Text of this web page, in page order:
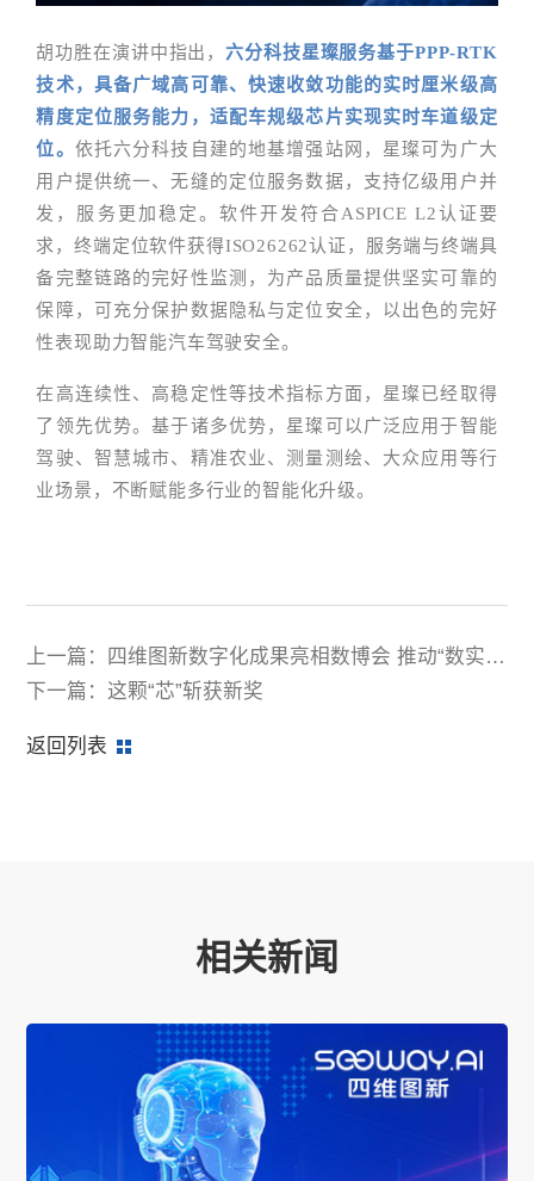
胡功胜在演讲中指出，六分科技星璨服务基于PPP-RTK
技术，具备广域高可靠、快速收敛功能的实时厘米级高
精度定位服务能力，适配车规级芯片实现实时车道级定
位。 依托六分科技自建的地基增强站网，星璨可为广大
用户提供统一、无缝的定位服务数据，支持亿级用户并
发，服务更加稳定。软件开发符合ASPICE L2认证要
求，终端定位软件获得ISO26262认证，服务端与终端具
备完整链路的完好性监测，为产品质量提供坚实可靠的
保障，可充分保护数据隐私与定位安全，以出色的完好
性表现助力智能汽车驾驶安全。
在高连续性、高稳定性等技术指标方面，星璨已经取得
了领先优势。基于诸多优势，星璨可以广泛应用于智能
驾驶、智慧城市、精准农业、测量测绘、大众应用等行
业场景，不断赋能多行业的智能化升级。
上一篇：四维图新数字化成果亮相数博会 推动“数实融
合”走深向实
下一篇：这颗“芯”斩获新奖
返回列表
相关新闻